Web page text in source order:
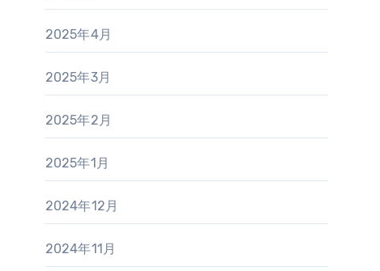
2025年4月
2025年3月
2025年2月
2025年1月
2024年12月
2024年11月